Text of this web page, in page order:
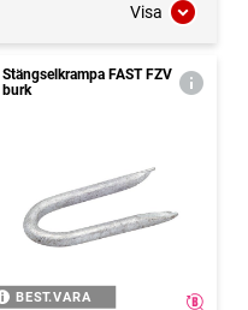
Visa
Stängselkrampa FAST FZV
burk
BEST.VARA